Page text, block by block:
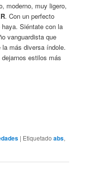
moderno, muy ligero,
. Con un perfecto
Siéntate con la
vanguardista que
más diversa índole.
estilos más
| Etiquetado abs,